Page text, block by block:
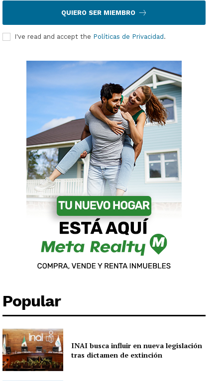
QUIERO SER MIEMBRO
I've read and accept the Políticas de Privacidad.
Popular
INAI busca influir en nueva legislación
tras dictamen de extinción